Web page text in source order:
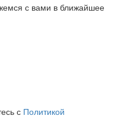
с вами в ближайшее
с Политикой